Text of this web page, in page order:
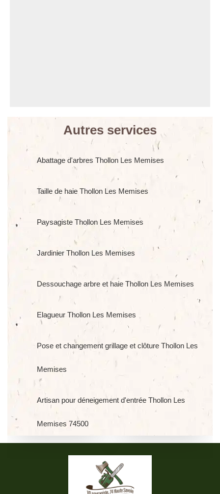
Autres services
Abattage d'arbres Thollon Les Memises
Taille de haie Thollon Les Memises
Paysagiste Thollon Les Memises
Jardinier Thollon Les Memises
Dessouchage arbre et haie Thollon Les Memises
Elagueur Thollon Les Memises
Pose et changement grillage et clôture Thollon Les
Memises
Artisan pour déneigement d'entrée Thollon Les
Memises 74500